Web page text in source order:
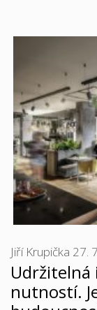
nutností.
Jiří Krupička 27.